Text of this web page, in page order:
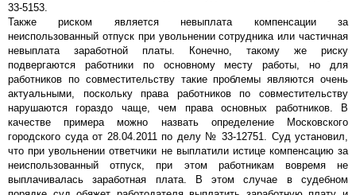
33-5153.
Также риском является невыплата компенсации за
неиспользованный отпуск при увольнении сотрудника или частичная
невыплата заработной платы. Конечно, такому же риску
подвергаются работники по основному месту работы, но для
работников по совместительству такие проблемы являются очень
актуальными, поскольку права работников по совместительству
нарушаются гораздо чаще, чем права основных работников. В
качестве примера можно назвать определение Московского
городского суда от 28.04.2011 по делу № 33-12751. Суд установил,
что при увольнении ответчики не выплатили истице компенсацию за
неиспользованный отпуск, при этом работникам вовремя не
выплачивалась заработная плата. В этом случае в судебном